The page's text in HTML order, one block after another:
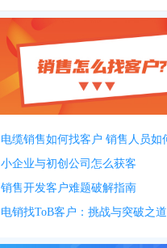
小企业与初创公司怎么获客
销售开发客户难题破解指南
电销找ToB客户：挑战与突破之道